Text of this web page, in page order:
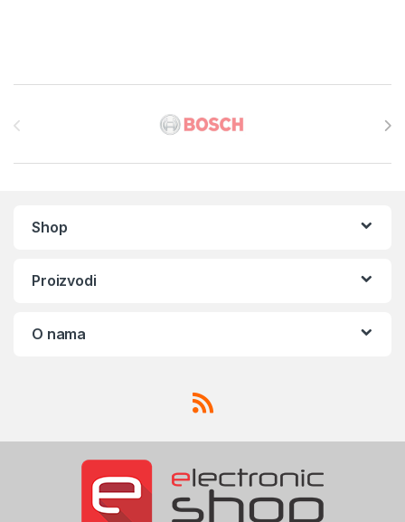
Shop
Proizvodi
O nama